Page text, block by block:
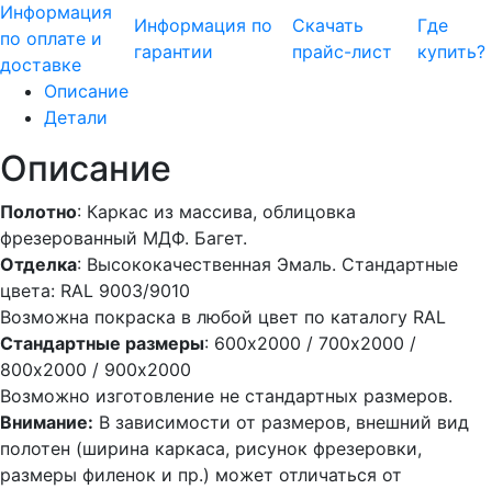
Информация
по оплате и
доставке
Информация по
гарантии
Скачать
прайс-лист
Где
купить?
Описание
Детали
Описание
Полотно: Каркас из массива, облицовка
фрезерованный МДФ. Багет.
Отделка: Высококачественная Эмаль. Стандартные
цвета: RAL 9003/9010
Возможна покраска в любой цвет по каталогу RAL
Стандартные размеры: 600х2000 / 700х2000 /
800х2000 / 900х2000
Возможно изготовление не стандартных размеров.
Внимание: В зависимости от размеров, внешний вид
полотен (ширина каркаса, рисунок фрезеровки,
размеры филенок и пр.) может отличаться от